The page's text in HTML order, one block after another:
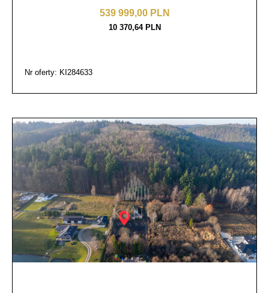
539 999,00 PLN
10 370,64 PLN
Nr oferty: KI284633